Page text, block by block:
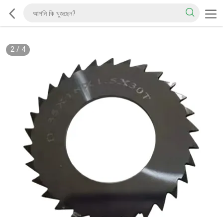
2/ 4